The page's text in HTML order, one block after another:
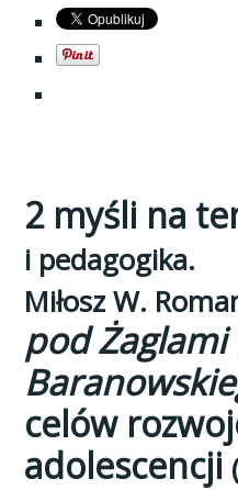
BARANOWSKI
GIMNAZJUM
KRZYSZTOF
BARANOWSKI,
MŁODZIEŻ ,
POGORIA
STS
POGORIA,
SZKOŁA
POD
2 myśli na
i pedagogika.
Miłosz W.
pod Żaglami
celów
adolescencji